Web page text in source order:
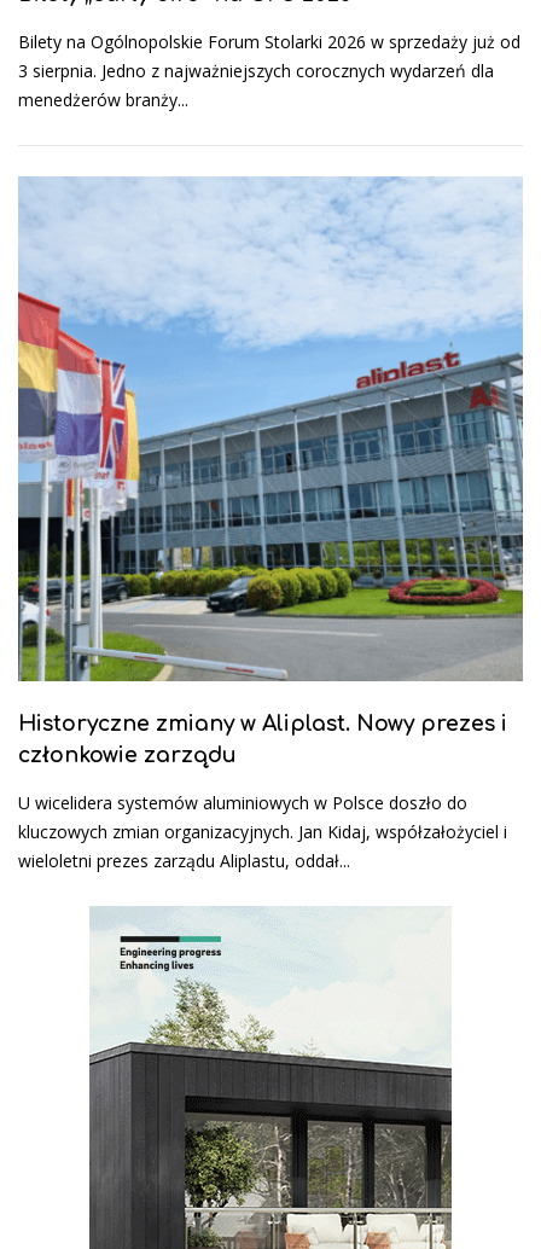
Bilety na Ogólnopolskie Forum Stolarki 2026 w sprzedaży już od
3 sierpnia. Jedno z najważniejszych corocznych wydarzeń dla
menedżerów branży...
Historyczne zmiany w Aliplast. Nowy prezes i
członkowie zarządu
U wicelidera systemów aluminiowych w Polsce doszło do
kluczowych zmian organizacyjnych. Jan Kidaj, współzałożyciel i
wieloletni prezes zarządu Aliplastu, oddał...